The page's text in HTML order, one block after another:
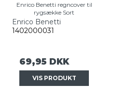
Enrico Benetti regncover til
rygsække Sort
Enrico Benetti
1402000031
69,95 DKK
VIS PRODUKT